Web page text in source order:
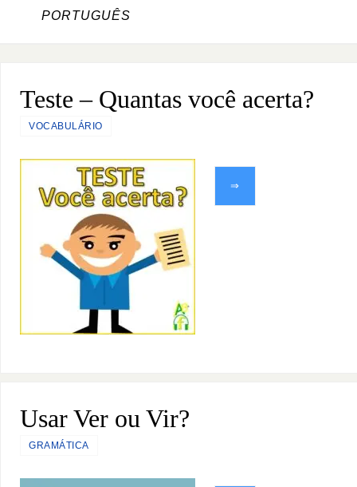
PORTUGUÊS
Teste – Quantas você acerta?
VOCABULÁRIO
⇒
Usar Ver ou Vir?
GRAMÁTICA